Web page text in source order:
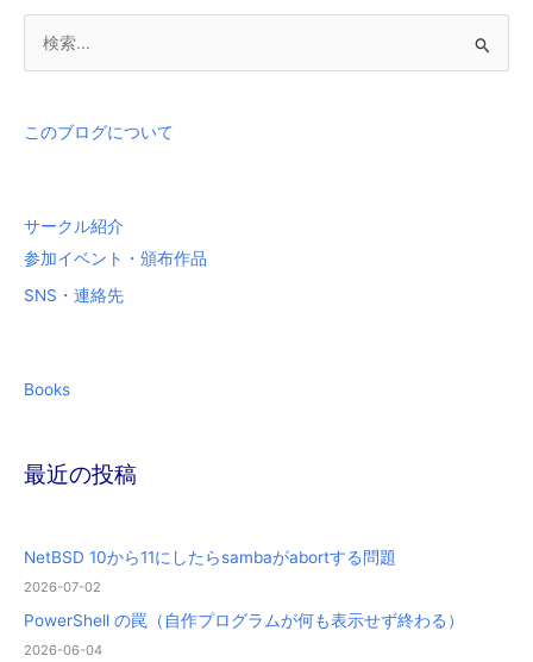
象
このブログについて
サークル紹介
参加イベント・頒布作品
SNS・連絡先
Books
最近の投稿
NetBSD 10から11にしたらsambaがabortする問題
2026-07-02
PowerShell の罠（自作プログラムが何も表示せず終わる）
2026-06-04